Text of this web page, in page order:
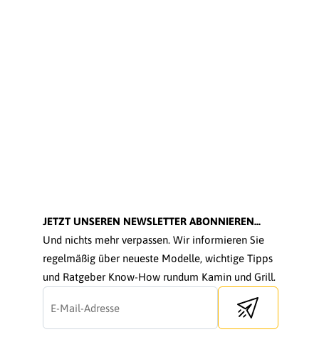
JETZT UNSEREN NEWSLETTER ABONNIEREN...
Und nichts mehr verpassen. Wir informieren Sie
regelmäßig über neueste Modelle, wichtige Tipps
und Ratgeber Know-How rundum Kamin und Grill.
Send newsletter